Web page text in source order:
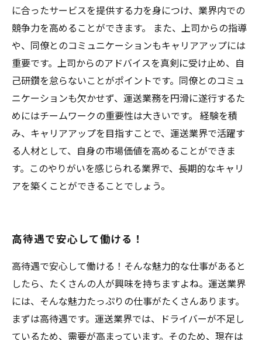
に合ったサービスを提供する力を身につけ、業界内での
競争力を高めることができます。 また、上司からの指導
や、同僚とのコミュニケーションもキャリアアップには
重要です。上司からのアドバイスを真剣に受け止め、自
己研鑽を怠らないことがポイントです。同僚とのコミュ
ニケーションも欠かせず、運送業務を円滑に遂行するた
めにはチームワークの重要性は大きいです。 経験を積
み、キャリアアップを目指すことで、運送業界で活躍す
る人材として、自身の市場価値を高めることができま
す。このやりがいを感じられる業界で、長期的なキャリ
アを築くことができることでしょう。
高待遇で安心して働ける！
高待遇で安心して働ける！そんな魅力的な仕事があると
したら、たくさんの人が興味を持ちますよね。運送業界
には、そんな魅力たっぷりの仕事がたくさんあります。
まずは高待遇です。運送業界では、ドライバーが不足し
ているため、需要が高まっています。そのため、現在は